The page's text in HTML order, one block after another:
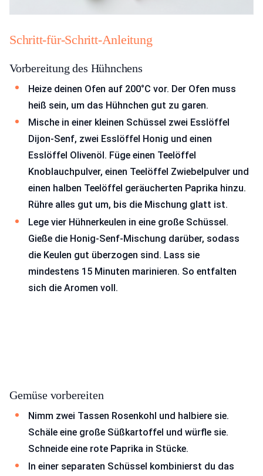
Schritt-für-Schritt-Anleitung
Vorbereitung des Hühnchens
Heize deinen Ofen auf 200°C vor. Der Ofen muss
heiß sein, um das Hühnchen gut zu garen.
Mische in einer kleinen Schüssel zwei Esslöffel
Dijon-Senf, zwei Esslöffel Honig und einen
Esslöffel Olivenöl. Füge einen Teelöffel
Knoblauchpulver, einen Teelöffel Zwiebelpulver und
einen halben Teelöffel geräucherten Paprika hinzu.
Rühre alles gut um, bis die Mischung glatt ist.
Lege vier Hühnerkeulen in eine große Schüssel.
Gieße die Honig-Senf-Mischung darüber, sodass
die Keulen gut überzogen sind. Lass sie
mindestens 15 Minuten marinieren. So entfalten
sich die Aromen voll.
Gemüse vorbereiten
Nimm zwei Tassen Rosenkohl und halbiere sie.
Schäle eine große Süßkartoffel und würfle sie.
Schneide eine rote Paprika in Stücke.
In einer separaten Schüssel kombinierst du das